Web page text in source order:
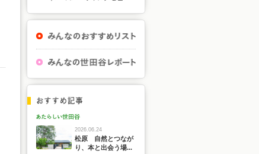
2026.06.24
松原 自然とつなが
り、本と出会う場...